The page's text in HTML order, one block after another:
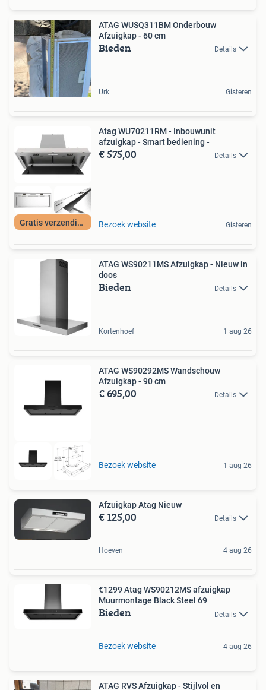
ATAG WUSQ311BM Onderbouw
Afzuigkap - 60 cm
Bieden Details
Urk Gisteren
Gratis verzending
Atag WU70211RM - Inbouwunit
afzuigkap - Smart bediening -
€ 575,00 Details
Bezoek website Gisteren
ATAG WS90211MS Afzuigkap - Nieuw in
doos
Bieden Details
Kortenhoef 1 aug 26
ATAG WS90292MS Wandschouw
Afzuigkap - 90 cm
€ 695,00 Details
Bezoek website 1 aug 26
Afzuigkap Atag Nieuw
€ 125,00 Details
Hoeven 4 aug 26
€1299 Atag WS90212MS afzuigkap
Muurmontage Black Steel 69
Bieden Details
Bezoek website 4 aug 26
ATAG RVS Afzuigkap - Stijlvol en